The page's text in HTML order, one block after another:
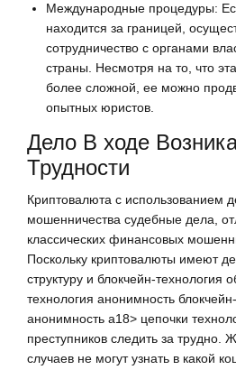
Международные процедуры:
находится за границей,
сотрудничество с органами
страны. Несмотря на то, что
более сложной, ее можно
опытных юристов.
Дело В ходе
Трудности
Криптовалюта с использованием
мошенничества судебные дела,
классических финансовых
Поскольку криптовалюты имеют
структуру и блокчейн-технология
технология анонимность
анонимность a18> цепочки
преступников следить за трудно.
случаев не могут узнать в какой